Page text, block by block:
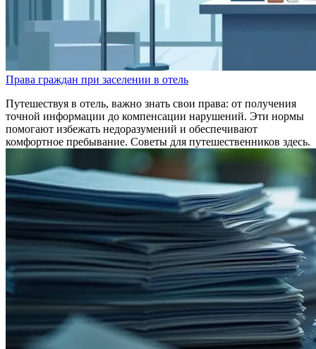
Права граждан при заселении в отель
Путешествуя в отель, важно знать свои права: от получения
точной информации до компенсации нарушений. Эти нормы
помогают избежать недоразумений и обеспечивают
комфортное пребывание. Советы для путешественников здесь.